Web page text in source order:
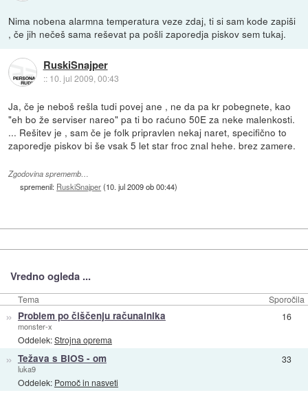
Nima nobena alarmna temperatura veze zdaj, ti si sam kode zapiši
, če jih nečeš sama reševat pa pošli zaporedja piskov sem tukaj.
RuskiSnajper
:: 10. jul 2009, 00:43
Ja, če je neboš rešla tudi povej ane , ne da pa kr pobegnete, kao
"eh bo že serviser nareo" pa ti bo raćuno 50E za neke malenkosti.
... Rešitev je , sam če je folk pripravlen nekaj naret, specifično to
zaporedje piskov bi še vsak 5 let star froc znal hehe. brez zamere.
Zgodovina sprememb…
spremenil: RuskiSnajper(10. jul 2009 ob 00:44)
Vredno ogleda ...
Tema Sporočila
» Problem po čiščenju računalnika
monster-x
Oddelek:Strojna oprema
16
» Težava s BIOS - om
luka9
Oddelek: Pomoč in nasveti
33